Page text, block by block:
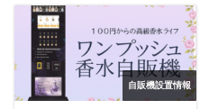
自販機設置情報